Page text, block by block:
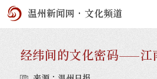
温州新闻网 · 文化频道
经纬间的文化密码——江